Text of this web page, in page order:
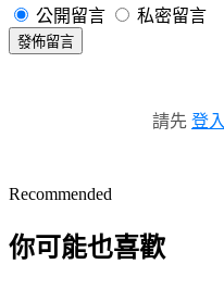
公開留言 私密留言
發佈留言
請先 登入
Recommended
你可能也喜歡